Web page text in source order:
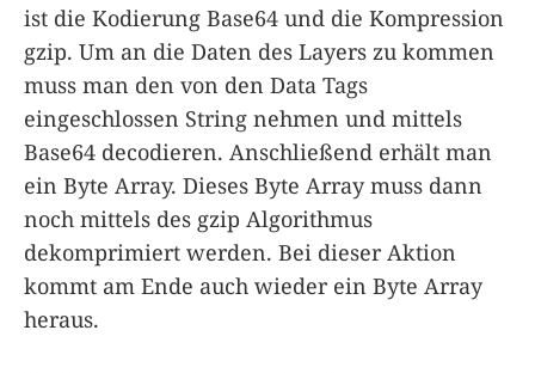
ist die Kodierung Base64 und die Kompression
gzip. Um an die Daten des Layers zu kommen
muss man den von den Data Tags
eingeschlossen String nehmen und mittels
Base64 decodieren. Anschließend erhält man
ein Byte Array. Dieses Byte Array muss dann
noch mittels des gzip Algorithmus
dekomprimiert werden. Bei dieser Aktion
kommt am Ende auch wieder ein Byte Array
heraus.